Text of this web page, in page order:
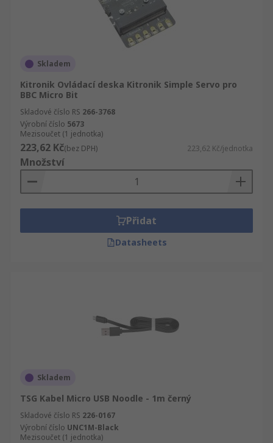
Skladem
Kitronik Ovládací deska Kitronik Simple Servo pro
BBC Micro Bit
Skladové číslo RS 266-3768
Výrobní číslo 5673
Mezisoučet (1 jednotka)
223,62 Kč(bez DPH) 223,62 Kč/jednotka
Množství
Přidat
Datasheets
Skladem
TSG Kabel Micro USB Noodle - 1m černý
Skladové číslo RS 226-0167
Výrobní číslo UNC1M-Black
Mezisoučet (1 jednotka)